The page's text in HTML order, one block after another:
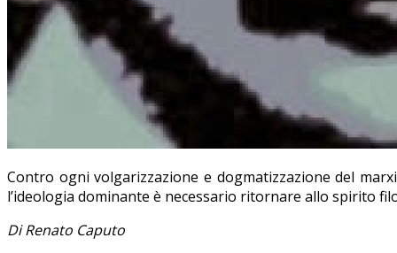
Contro ogni volgarizzazione e dogmatizzazione del
l’ideologia dominante è necessario ritornare allo spirito
Di Renato Caputo